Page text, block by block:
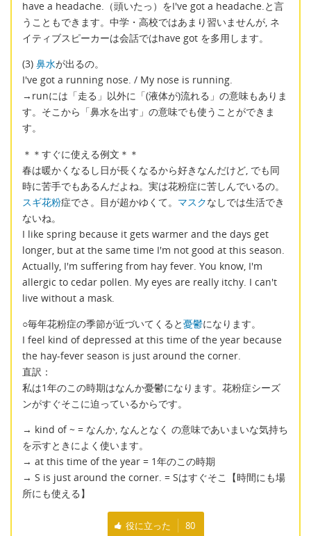
have a headache.（頭いたっ）をI've got a headache.と言
うこともできます。中学・高校ではあまり習いませんが, ネ
イティブスピーカーは会話ではhave got を多用します。
(3) 鼻水が出るの。
I've got a running nose. / My nose is running.
→runには「走る」以外に「(液体が)流れる」の意味もありま
す。そこから「鼻水を出す」の意味でも使うことができま
す。
＊＊すぐに使える例文＊＊
春は暖かくなるし日が長くなるから好きなんだけど, でも同
時に苦手でもあるんだよね。実は花粉症に苦しんでいるの。
スギ花粉症でさ。目が超かゆくて。 マスクなしでは生活でき
ないね。
I like spring because it gets warmer and the days get
longer, but at the same time I'm not good at this season.
Actually, I'm suffering from hay fever. You know, I'm
allergic to cedar pollen. My eyes are really itchy. I can't
live without a mask.
○毎年花粉症の季節が近づいてくると憂鬱になります。
I feel kind of depressed at this time of the year because
the hay-fever season is just around the corner.
直訳：
私は1年のこの時期はなんか憂鬱になります。花粉症シーズ
ンがすぐそこに迫っているからです。
→ kind of ~ = なんか, なんとなく の意味であいまいな気持ち
を示すときによく使います。
→ at this time of the year = 1年のこの時期
→ S is just around the corner. = Sはすぐそこ【時間にも場
所にも使える】
役に立った 80